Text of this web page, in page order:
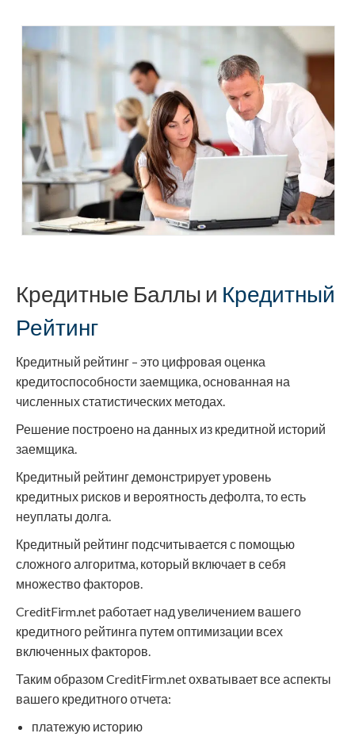
Кредитные Баллы и Кредитный
Рейтинг
Кредитный рейтинг – это цифровая оценка
кредитоспособности заемщика, основанная на
численных статистических методах.
Решение построено на данных из кредитной историй
заемщика.
Кредитный рейтинг демонстрирует уровень
кредитных рисков и вероятность дефолта, то есть
неуплаты долга.
Кредитный рейтинг подсчитывается с помощью
сложного алгоритма, который включает в себя
множество факторов.
CreditFirm.net работает над увеличением вашего
кредитного рейтинга путем оптимизации всех
включенных факторов.
Таким образом CreditFirm.net охватывает все аспекты
вашего кредитного отчета:
платежую историю